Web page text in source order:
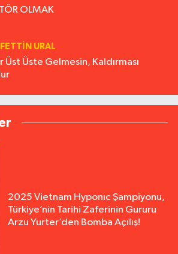
OLMAK
URAL
Üst Üste Gelmesin, Kaldırması
2025 Vietnam Hyponıc Şampiyonu,
Türkiye’nin Tarihi Zaferinin Gururu
Arzu Yurter’den Bomba Açılış!